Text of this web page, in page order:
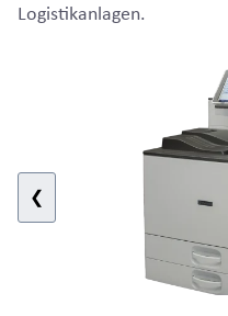
Logistikanlagen.
❮